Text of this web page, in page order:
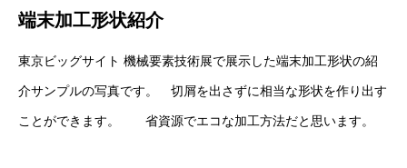
端末加工形状紹介
東京ビッグサイト 機械要素技術展で展示した端末加工形状の紹
介サンプルの写真です。 切屑を出さずに相当な形状を作り出す
ことができます。 省資源でエコな加工方法だと思います。